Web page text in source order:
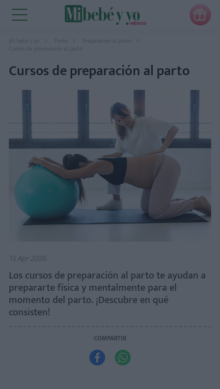

Mi bebé y yo Parto
Preparación al parto
Cursos de preparación al parto
Cursos de preparación al parto
15 Apr 2026
Los cursos de preparación al parto te ayudan a
prepararte física y mentalmente para el
momento del parto. ¡Descubre en qué
consisten!
COMPARTIR
 